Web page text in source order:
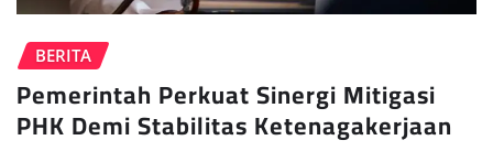
BERITA
Pemerintah Perkuat Sinergi Mitigasi
PHK Demi Stabilitas Ketenagakerjaan